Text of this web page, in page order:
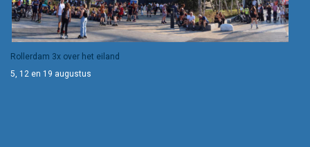
Rollerdam 3x over het eiland
5, 12 en 19 augustus